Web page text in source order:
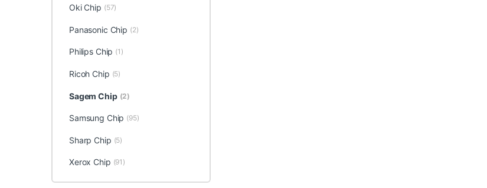
Oki Chip (57)
Panasonic Chip (2)
Philips Chip (1)
Ricoh Chip (5)
Sagem Chip (2)
Samsung Chip (95)
Sharp Chip (5)
Xerox Chip (91)